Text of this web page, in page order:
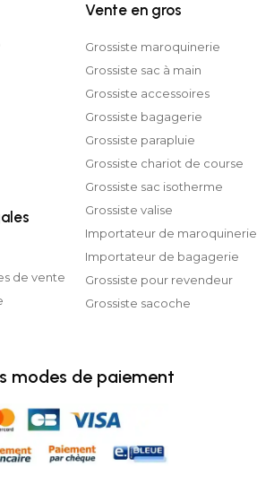
de vente
Vente en gros
Grossiste maroquinerie
Grossiste sac à main
Grossiste accessoires
Grossiste bagagerie
Grossiste parapluie
Grossiste chariot de course
Grossiste sac isotherme
Grossiste valise
Importateur de maroquinerie
Importateur de bagagerie
Grossiste pour revendeur
Grossiste sacoche
modes de paiement